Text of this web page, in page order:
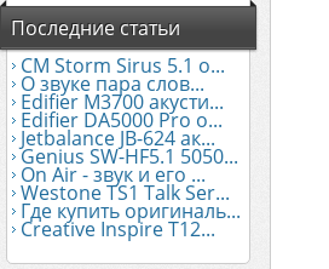
Последние статьи
CM Storm Sirus 5.1 о...
О звуке пара слов...
Edifier М3700 акусти...
Edifier DA5000 Pro о...
Jetbalance JB-624 ак...
Genius SW-HF5.1 5050...
On Air - звук и его ...
Westone TS1 Talk Ser...
Где купить оригиналь...
Creative Inspire T12...